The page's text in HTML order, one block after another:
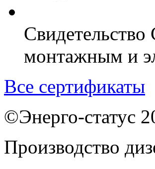
монтажным и
Все сертификаты
©Энерго-статус
Производство